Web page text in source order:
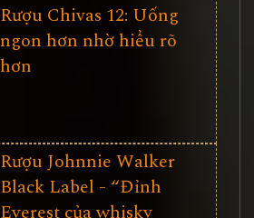
Rượu Chivas 12: Uống
ngon hơn nhờ hiểu rõ
hơn
Rượu Johnnie Walker
Black Label - “Đỉnh
Everest của whisky